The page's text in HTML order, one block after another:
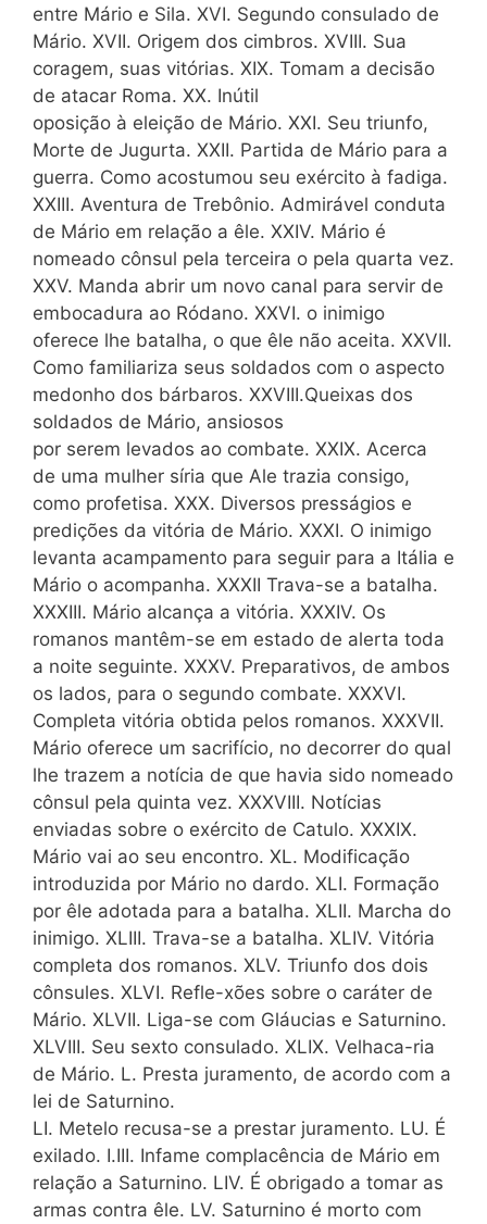
entre Mário e Sila. XVI. Segundo consulado de
Mário. XVII. Origem dos cimbros. XVIII. Sua
coragem, suas vitórias. XIX. Tomam a decisão
de atacar Roma. XX. Inútil
oposição à eleição de Mário. XXI. Seu triunfo,
Morte de Jugurta. XXII. Partida de Mário para a
guerra. Como acostumou seu exército à fadiga.
XXIII. Aventura de Trebônio. Admirável conduta
de Mário em relação a êle. XXIV. Mário é
nomeado cônsul pela terceira o pela quarta vez.
XXV. Manda abrir um novo canal para servir de
embocadura ao Ródano. XXVI. o inimigo
oferece lhe batalha, o que êle não aceita. XXVII.
Como familiariza seus soldados com o aspecto
medonho dos bárbaros. XXVIII.Queixas dos
soldados de Mário, ansiosos
por serem levados ao combate. XXIX. Acerca
de uma mulher síria que Ale trazia consigo,
como profetisa. XXX. Diversos presságios e
predições da vitória de Mário. XXXI. O inimigo
levanta acampamento para seguir para a Itália e
Mário o acompanha. XXXII Trava-se a batalha.
XXXIII. Mário alcança a vitória. XXXIV. Os
romanos mantêm-se em estado de alerta toda
a noite seguinte. XXXV. Preparativos, de ambos
os lados, para o segundo combate. XXXVI.
Completa vitória obtida pelos romanos. XXXVII.
Mário oferece um sacrifício, no decorrer do qual
lhe trazem a notícia de que havia sido nomeado
cônsul pela quinta vez. XXXVIII. Notícias
enviadas sobre o exército de Catulo. XXXIX.
Mário vai ao seu encontro. XL. Modificação
introduzida por Mário no dardo. XLI. Formação
por êle adotada para a batalha. XLII. Marcha do
inimigo. XLIII. Trava-se a batalha. XLIV. Vitória
completa dos romanos. XLV. Triunfo dos dois
cônsules. XLVI. Refle-xões sobre o caráter de
Mário. XLVII. Liga-se com Gláucias e Saturnino.
XLVIII. Seu sexto consulado. XLIX. Velhaca-ria
de Mário. L. Presta juramento, de acordo com a
lei de Saturnino.
LI. Metelo recusa-se a prestar juramento. LU. É
exilado. I.III. Infame complacência de Mário em
relação a Saturnino. LIV. É obrigado a tomar as
armas contra êle. LV. Saturnino é morto com